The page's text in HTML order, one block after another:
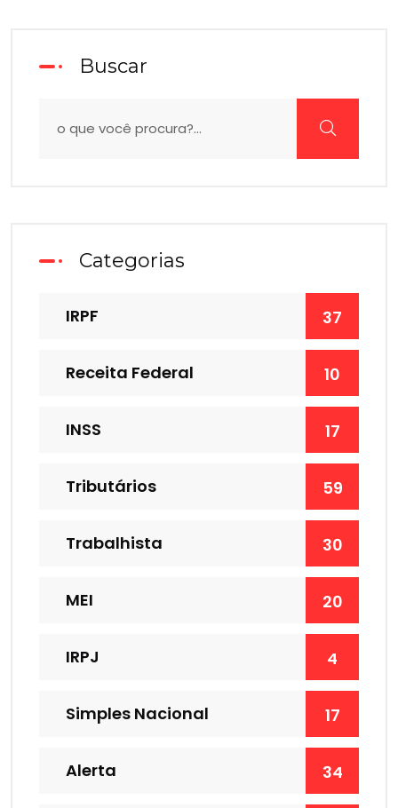
Buscar
Categorias
IRPF 37
Receita Federal 10
INSS 17
Tributários 59
Trabalhista 30
MEI 20
IRPJ 4
Simples Nacional 17
Alerta 34